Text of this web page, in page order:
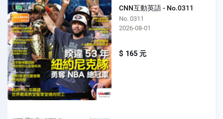
CNN互動英語 - No.0311
No. 0311
2026-08-01
$ 165 元